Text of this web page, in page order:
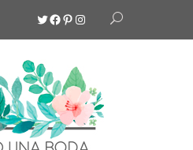
Twitter
Facebook
Pinterest
Instagram